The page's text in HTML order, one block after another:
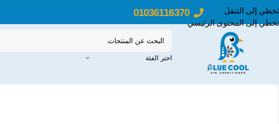
تخطي إلى التنقل
تخطي إلى المحتوى الرئيسي
01036116370
اختر الفئة